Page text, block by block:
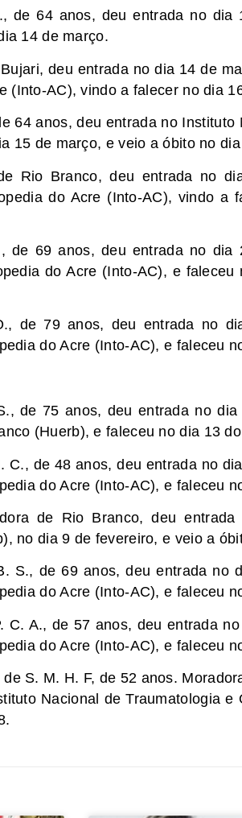
de 64 anos, deu entrada no dia
14 de março.
deu entrada no dia 14 de
(Into-AC), vindo a falecer no dia
64 anos, deu entrada no Instituto
15 de março, e veio a óbito no
Rio Branco, deu entrada no
do Acre (Into-AC), vindo a
de 69 anos, deu entrada no dia
do Acre (Into-AC), e
de 79 anos, deu entrada no
do Acre (Into-AC), e faleceu
de 75 anos, deu entrada no
(Huerb), e faleceu no dia 13
C., de 48 anos, deu entrada no
do Acre (Into-AC), e faleceu
de Rio Branco, deu
no dia 9 de fevereiro, e veio a
S., de 69 anos, deu entrada no
do Acre (Into-AC), e faleceu
C. A., de 57 anos, deu entrada
do Acre (Into-AC), e faleceu
S. M. H. F, de 52 anos.
Nacional de Traumatologia e